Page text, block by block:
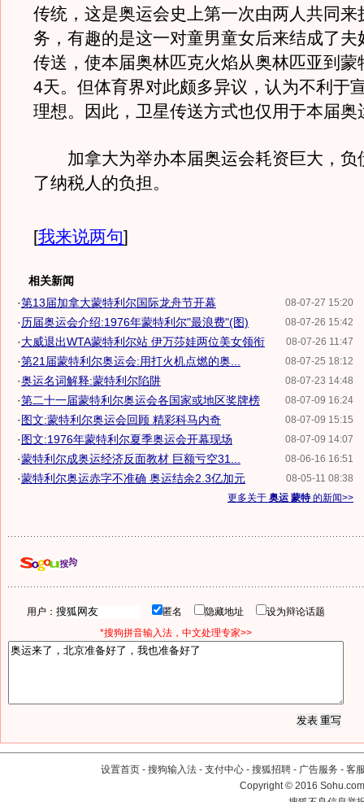
传统，这是奥运会史上第一次由两人共同来
务，有趣的是这一对童男童女后来结成了夫
传送，使本届奥林匹克火焰从奥林匹亚到蒙
4天。但体育界对此颇多异议，认为不利于
理想。因此，卫星传送方式也仅用于本届奥
加拿大为举办本届奥运会耗资巨大，负
了纳税人的负担。
[我来说两句]
相关新闻
08-07-27 15:20
·第13届加拿大蒙特利尔国际龙舟节开幕
08-07-26 15:42
· 历届奥运会介绍:1976年蒙特利尔"最浪费"(图)
08-07-26 11:47
·大威退出WTA蒙特利尔站 伊万莎娃两位美女领衔
08-07-25 18:12
·第21届蒙特利尔奥运会:用打火机点燃的奥...
08-07-23 14:48
·奥运名词解释:蒙特利尔陷阱
08-07-09 16:24
·第二十一届蒙特利尔奥运会各国家或地区奖牌榜
08-07-09 15:15
·图文:蒙特利尔奥运会回顾 精彩科马内奇
08-07-09 14:07
·图文:1976年蒙特利尔夏季奥运会开幕现场
08-06-16 16:51
·蒙特利尔成奥运经济反面教材 巨额亏空31...
08-05-11 08:38
·蒙特利尔奥运赤字不准确 奥运结余2.3亿加元
更多关于 奥运 蒙特的新闻>>
用户： 匿名 隐藏地址
设为辩论话题
*搜狗拼音输入法，中文处理专家>>
设置首页 - 搜狗输入法 - 支付中心 - 搜狐招聘 - 广告服务 - 客
Copyright©2016